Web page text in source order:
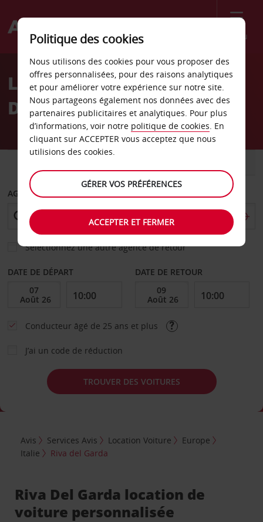
Menu
Welcome
AvisLocation de voiture Riva
Del Garda
AGENCE DE DÉPART
Sélectionnez une autre agence de retour
DATE DE DÉPART DATE DE RETOUR
Conducteur âgé de 25 ans et plus
J’ai un code de réduction
TROUVER DES VOITURES
Avis Services Avis Location Voiture
Europe
Italie
Riva del Garda
Riva Del Garda location de
voiture personnalisée
Politique des cookies
Nous utilisons des cookies pour vous proposer des
offres personnalisées, pour des raisons analytiques
et pour améliorer votre expérience sur notre site.
Nous partageons également nos données avec des
partenaires publicitaires et analytiques. Pour plus
d’informations, voir notre politique de cookies. En
cliquant sur ACCEPTER vous acceptez que nous
utilisions des cookies.
GÉRER VOS PRÉFÉRENCES
ACCEPTER ET FERMER